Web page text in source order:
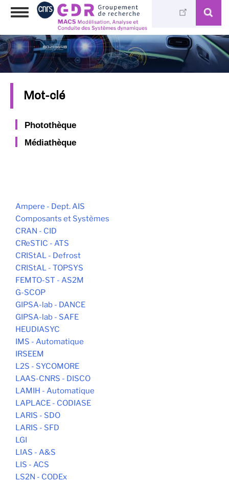
Aller
principal
Toggle
Mot-clé
Photothèque
Médiathèque
Ampere - Dept. AIS
Composants et Systèmes
CRAN - CID
CReSTIC - ATS
CRIStAL - Defrost
CRIStAL - TOPSYS
FEMTO-ST - AS2M
G-SCOP
GIPSA-lab - DANCE
GIPSA-lab - SAFE
HEUDIASYC
IMS - Automatique
IRSEEM
L2S - SYCOMORE
LAAS-CNRS - DISCO
LAMIH - Automatique
LAPLACE - CODIASE
LARIS - SDO
LARIS - SFD
LGI
LIAS - A&S
LIS - ACS
LS2N - CODEx